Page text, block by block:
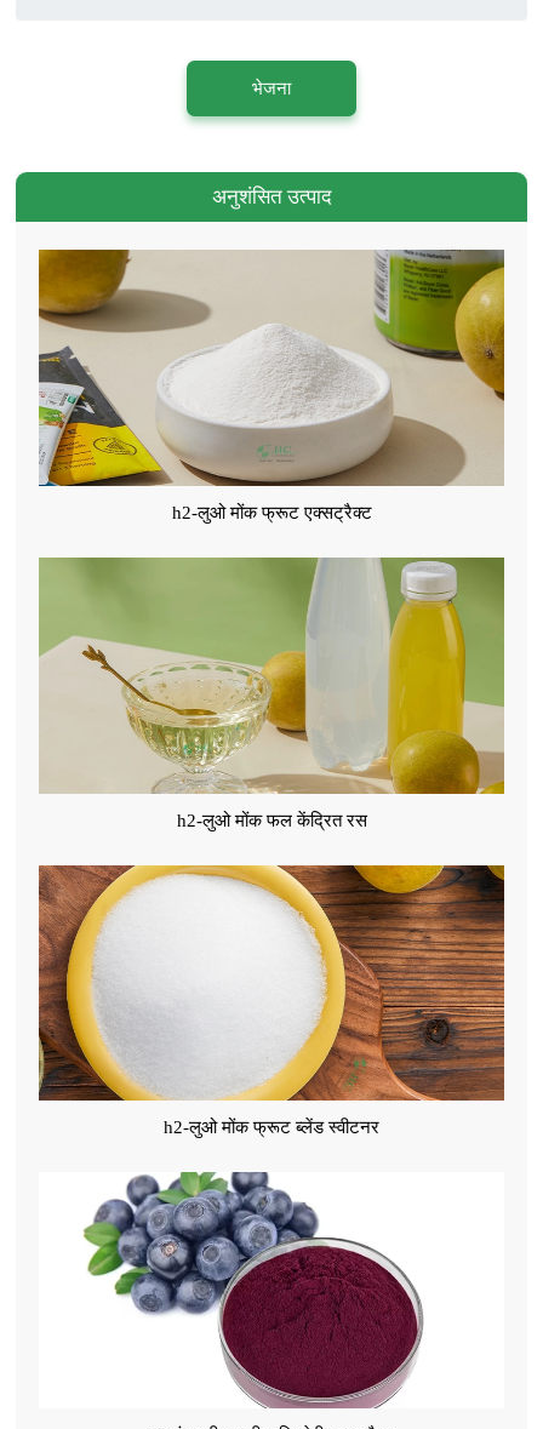
भेजना
अनुशंसित उत्पाद
h2-लुओ मोंक फ्रूट एक्सट्रैक्ट
h2-लुओ मोंक फल केंद्रित रस
h2-लुओ मोंक फ्रूट ब्लेंड स्वीटनर